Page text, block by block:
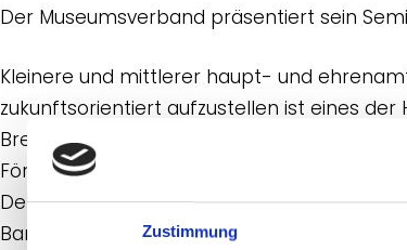
Zustimmung
Der Museumsverband präsentiert sein
Kleinere und mittlerer haupt- und
zukunftsorientiert aufzustellen ist eines
Bremen e.V. (MVNB). Aus diesem Grund
Förderung der Stiftung Niedersachsen
Der MVNB hat damit ein
Bandbreite bundesweit seinesgleichen sucht.